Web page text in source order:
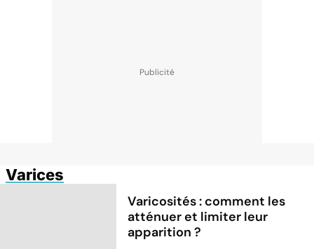
Varices
Varicosités : comment les
atténuer et limiter leur
apparition ?